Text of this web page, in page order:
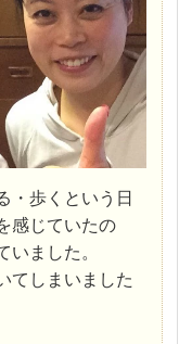
・歩くという日
感じていたの
いました。
てしまいました